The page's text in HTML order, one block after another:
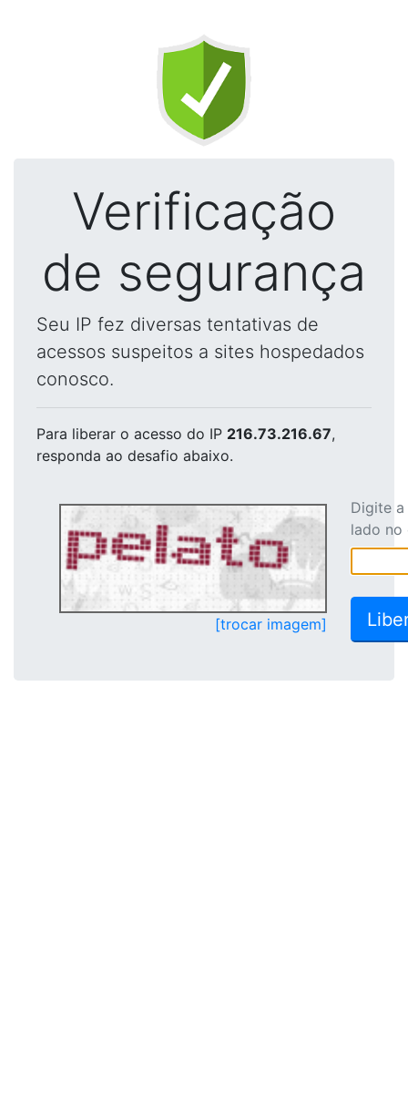
Verificação
de segurança
Seu IP fez diversas tentativas de
acessos suspeitos a sites hospedados
conosco.
Para liberar o acesso do IP 216.73.216.67,
responda ao desafio abaixo.
[trocar imagem]
Digite
lado no